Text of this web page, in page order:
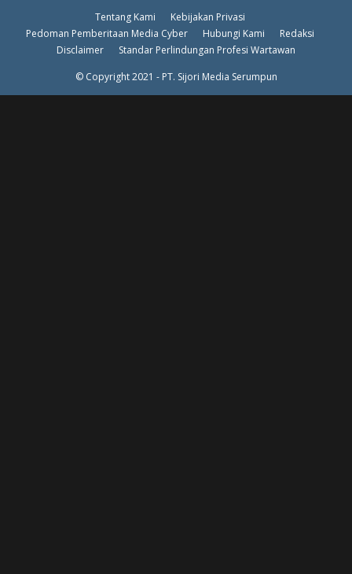
Tentang Kami
Kebijakan Privasi
Pedoman Pemberitaan Media Cyber
Hubungi Kami
Redaksi
Disclaimer
Standar Perlindungan Profesi Wartawan
© Copyright 2021 - PT. Sijori Media Serumpun